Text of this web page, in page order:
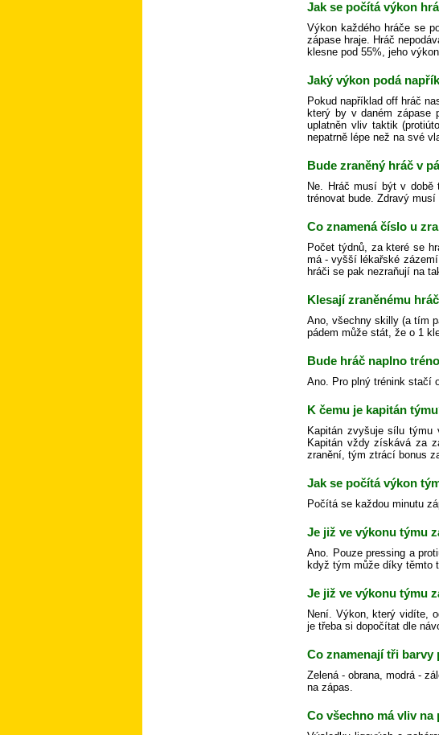
Jak se počítá výkon
Výkon každého hráče se
zápase hraje. Hráč
klesne pod 55%, jeho
Jaký výkon podá
Pokud například off hráč
který by v daném zápase
uplatněn vliv taktik
nepatrně lépe než na své
Bude zraněný hráč v
Ne. Hráč musí být v době
trénovat bude. Zdravý
Co znamená číslo u
Počet týdnů, za které se
má - vyšší lékařské
hráči se pak nezraňují na
Klesají zraněnému
Ano, všechny skilly (a tím
pádem může stát, že o 1
Bude hráč naplno
Ano. Pro plný trénink stačí
K čemu je kapitán
Kapitán zvyšuje sílu
Kapitán vždy získává za
zranění, tým ztrácí bonus
Jak se počítá výkon
Počítá se každou minutu
Je již ve výkonu týmu
Ano. Pouze pressing a
když tým může díky těmto
Je již ve výkonu týmu
Není. Výkon, který vidíte,
je třeba si dopočítat dle
Co znamenají tři barvy
Zelená - obrana, modrá -
na zápas.
Co všechno má vliv na